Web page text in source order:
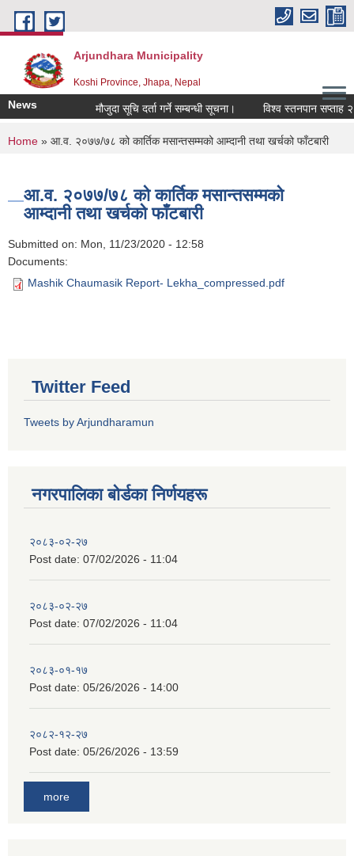
Skip to main content
Arjundhara Municipality
Koshi Province, Jhapa, Nepal
News मौजुदा सूचि दर्ता गर्ने सम्बन्धी सूचना। विश्व स्तनपान सप्ताह
You are here
Home » आ.व. २०७७/७८ को कार्तिक मसान्तसम्मको आम्दानी तथा खर्चको फाँटबारी
आ.व. २०७७/७८ को कार्तिक मसान्तसम्मको
आम्दानी तथा खर्चको फाँटबारी
Submitted on: Mon, 11/23/2020 - 12:58
Documents:
Mashik Chaumasik Report- Lekha_compressed.pdf
Twitter Feed
Tweets by Arjundharamun
नगरपालिका बाेर्डका निर्णयहरू
२०८३-०२-२७
Post date: 07/02/2026 - 11:04
२०८३-०२-२७
Post date: 07/02/2026 - 11:04
२०८३-०१-१७
Post date: 05/26/2026 - 14:00
२०८२-१२-२७
Post date: 05/26/2026 - 13:59
more